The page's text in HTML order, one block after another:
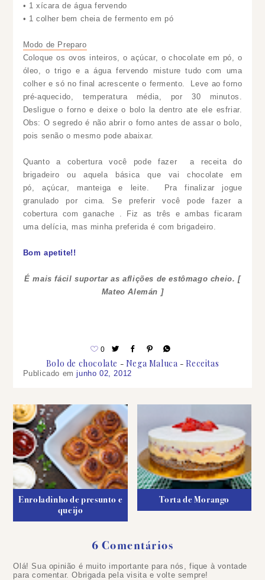
• 1 xícara de água fervendo
• 1 colher bem cheia de fermento em pó
Modo de Preparo
Coloque os ovos inteiros, o açúcar, o chocolate em pó, o
óleo, o trigo e a água fervendo misture tudo com uma
colher e só no final acrescente o fermento. Leve ao forno
pré-aquecido, temperatura média, por 30 minutos.
Desligue o forno e deixe o bolo la dentro ate ele esfriar.
Obs: O segredo é não abrir o forno antes de assar o bolo,
pois senão o mesmo pode abaixar.
Quanto a cobertura você pode fazer a receita do
brigadeiro ou aquela básica que vai chocolate em
pó, açúcar, manteiga e leite. Pra finalizar jogue
granulado por cima. Se preferir você pode fazer a
cobertura com ganache . Fiz as três e ambas ficaram
uma delícia, mas minha preferida é com brigadeiro.
Bom apetite!!
É mais fácil suportar as aflições de estômago cheio. [
Mateo Alemán ]
0
Bolo de chocolate Nega Maluca Receitas
Publicado emjunho 02, 2012
Enroladinho de presunto e
queijo
Torta de Morango
6 Comentários
Olá! Sua opinião é muito importante para nós, fique à vontade
para comentar. Obrigada pela visita e volte sempre!